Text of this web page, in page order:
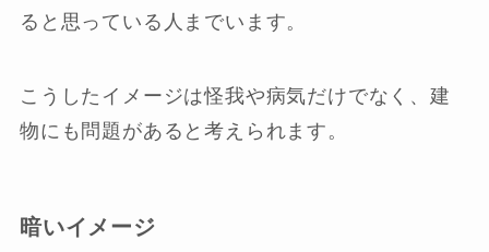
ると思っている人までいます。
こうしたイメージは怪我や病気だけでなく、建
物にも問題があると考えられます。
暗いイメージ